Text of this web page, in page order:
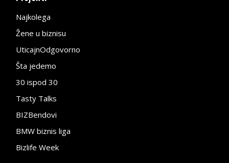
Najkolega
Žene u biznisu
UticajnOdgovorno
Šta jedemo
30 ispod 30
Tasty Talks
BIZBendovi
BMW biznis liga
Bizlife Week